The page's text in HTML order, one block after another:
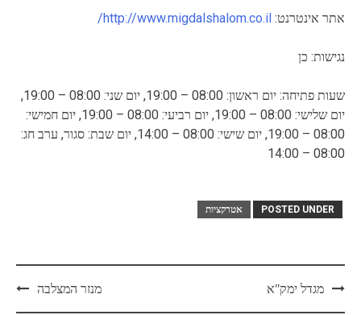
אתר אינטרנט: http://www.migdalshalom.co.il/
נגישות: כן
שעות פתיחה: יום ראשון: 08:00 – 19:00, יום שני: 08:00 – 19:00,
יום שלישי: 08:00 – 19:00, יום רביעי: 08:00 – 19:00, יום חמישי:
08:00 – 19:00, יום שישי: 08:00 – 14:00, יום שבת: סגור, ערב חג:
08:00 – 14:00
POSTED UNDER אטרקציות
Postמגדל ימקʺא מנזר המצלבה